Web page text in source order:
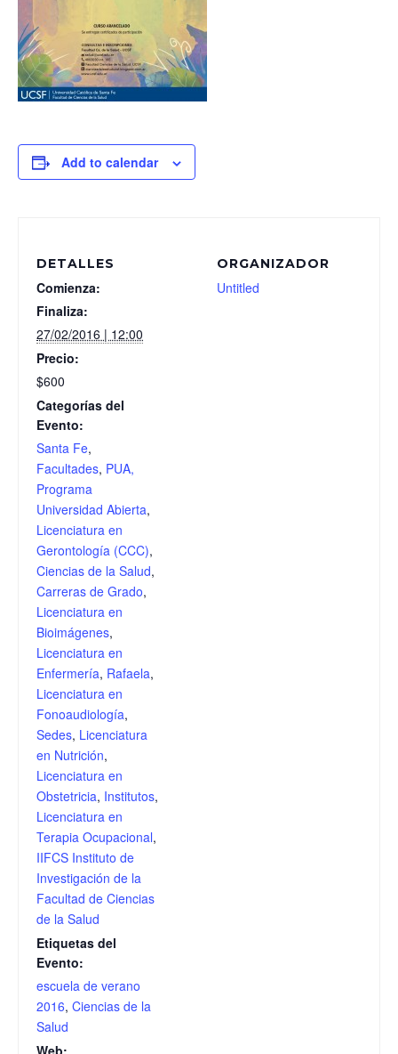
Add to calendar
DETALLES
Comienza:
Finaliza:
27/02/2016 | 12:00
Precio:
$600
Categorías del
Evento:
Santa Fe,
Facultades, PUA,
Programa
Universidad Abierta,
Licenciatura en
Gerontología (CCC),
Ciencias de la Salud,
Carreras de Grado,
Licenciatura en
Bioimágenes,
Licenciatura en
Enfermería, Rafaela,
Licenciatura en
Fonoaudiología,
Sedes, Licenciatura
en Nutrición,
Licenciatura en
Obstetricia, Institutos,
Licenciatura en
Terapia Ocupacional,
IIFCS Instituto de
Investigación de la
Facultad de Ciencias
de la Salud
Etiquetas del
Evento:
escuela de verano
2016, Ciencias de la
Salud
Web:
ORGANIZADOR
Untitled